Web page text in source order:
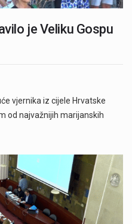
je Veliku Gospu
vjernika iz cijele Hrvatske
od najvažnijih marijanskih